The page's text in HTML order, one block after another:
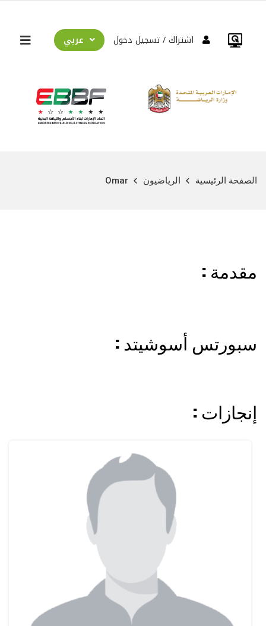
عربي تسجيل دخول اشتراك
Omar الرياضيون الصفحة الرئيسية
: مقدمة
: سبورتس أسوشيتد
: إنجازات